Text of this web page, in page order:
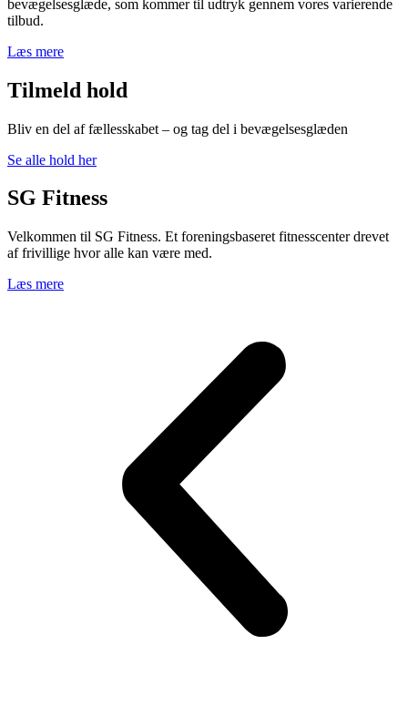
bevægelsesglæde, som kommer til udtryk gennem vores varierende
tilbud.
Læs mere
Tilmeld hold
Bliv en del af fællesskabet – og tag del i bevægelsesglæden
Se alle hold her
SG Fitness
Velkommen til SG Fitness. Et foreningsbaseret fitnesscenter drevet
af frivillige hvor alle kan være med.
Læs mere